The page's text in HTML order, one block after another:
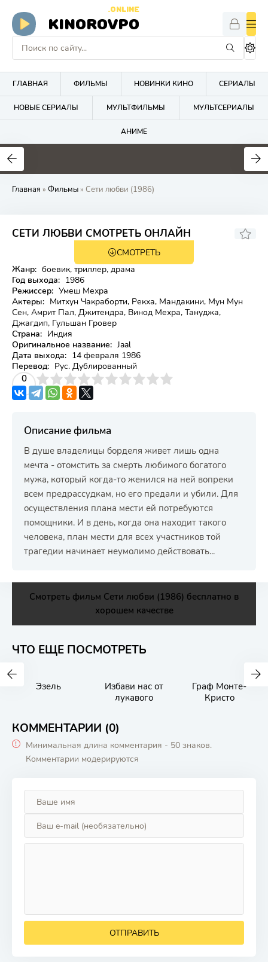
KINOROVPO
.ONLINE
ГЛАВНАЯ ФИЛЬМЫ НОВИНКИ КИНО СЕРИАЛЫ
НОВЫЕ СЕРИАЛЫ МУЛЬТФИЛЬМЫ МУЛЬТСЕРИАЛЫ
АНИМЕ
Главная » Фильмы» Сети любви (1986)
СЕТИ ЛЮБВИ СМОТРЕТЬ ОНЛАЙН
7.2 5.1
СМОТРЕТЬ
Жанр: боевик, триллер, драма
Год выхода: 1986
Режиссер: Умеш Мехра
Актеры: Митхун Чакраборти, Рекха, Мандакини, Мун Мун
Сен, Амрит Пал, Джитендра, Винод Мехра, Тануджа,
Джагдип, Гульшан Гровер
Страна: Индия
Оригинальное название: Jaal
Дата выхода: 14 февраля 1986
Перевод: Рус. Дублированный
0
4 5 6 7 8 9 10
Описание фильма
В душе владелицы борделя живет лишь одна
мечта - отомстить за смерть любимого богатого
мужа, который когда-то женился на ней вопреки
всем предрассудкам, но его предали и убили. Для
осуществления плана мести ей потребуются
помощники. И в день, когда она находит такого
человека, план мести для всех участников той
трагедии начинает неумолимо действовать...
Смотреть фильм Сети любви (1986) бесплатно в
хорошем качестве
ЧТО ЕЩЕ ПОСМОТРЕТЬ
Эзель
Избави нас от
лукавого
Граф Монте-
Кристо
КОММЕНТАРИИ (0)
Минимальная длина комментария - 50 знаков.
Комментарии модерируются
ОТПРАВИТЬ